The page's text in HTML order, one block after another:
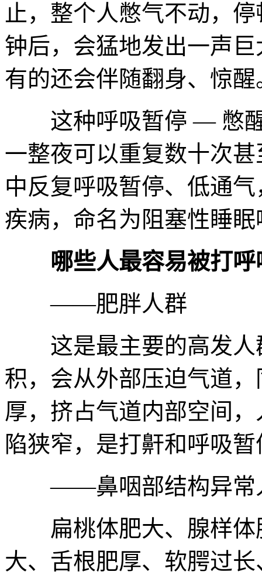
止，整个人憋气不动，
钟后，会猛地发出一声
有的还会伴随翻身、惊醒
这种呼吸暂停 — 憋醒
一整夜可以重复数十次
中反复呼吸暂停、低通
疾病，命名为阻塞性睡
哪些人最容易被打
——肥胖人群
这是最主要的高发人
积，会从外部压迫气道
厚，挤占气道内部空间
陷狭窄，是打鼾和呼吸
——鼻咽部结构异常
扁桃体肥大、腺样体
大、舌根肥厚、软腭过